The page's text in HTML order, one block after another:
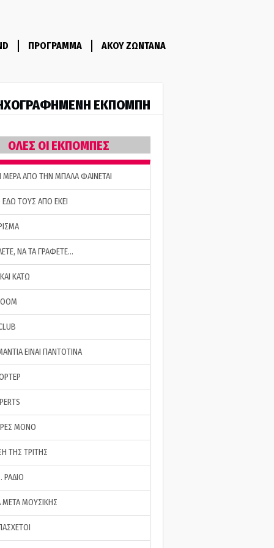
ΠΡΟΓΡΑΜΜΑ ΑΚΟΥ ΖΩΝΤΑΝΑ
ΕΚΠΟΜΠΗ
ΟΛΕΣ ΟΙ ΕΚΠΟΜΠΕΣ
ΜΕΡΑ ΑΠΟ ΤΗΝ ΜΠΑΛΑ ΦΑΙΝΕΤΑΙ
ΤΟΥΣ ΑΠΟ ΕΚΕΙ
ΝΑ ΤΑ ΓΡΑΦΕΤΕ…
ΚΑΤΩ
ΕΙΝΑΙ ΠΑΝΤΟΤΙΝΑ
ΜΟΝΟ
ΤΗΣ ΤΡΙΤΗΣ
ΡΑΔΙΟ
ΜΟΥΣΙΚΗΣ